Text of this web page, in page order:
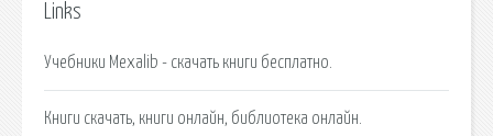
Links
Учебники Mexalib - скачать книги бесплатно.
Книги скачать, книги онлайн, библиотека онлайн.